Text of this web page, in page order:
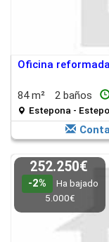
Oficina
84 m² 2 baños
Estepona -
252.250€
-2%
Ha bajado
5.000€